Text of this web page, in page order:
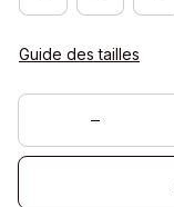
Guide des tailles